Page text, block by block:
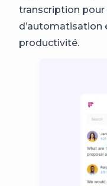
transcription pour
d’automatisation
productivité.